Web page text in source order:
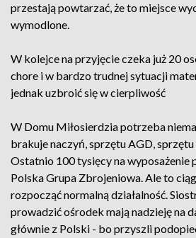
przestają powtarzać, że to miejsce
wymodlone.
W kolejce na przyjęcie czeka już 20
chore i w bardzo trudnej sytuacji
jednak uzbroić się w cierpliwość
W Domu Miłosierdzia potrzeba
brakuje naczyń, sprzętu AGD,
Ostatnio 100 tysięcy na wyposażenie
Polska Grupa Zbrojeniowa. Ale to
rozpocząć normalną działalność.
prowadzić ośrodek mają nadzieję na
głównie z Polski - bo przyszli